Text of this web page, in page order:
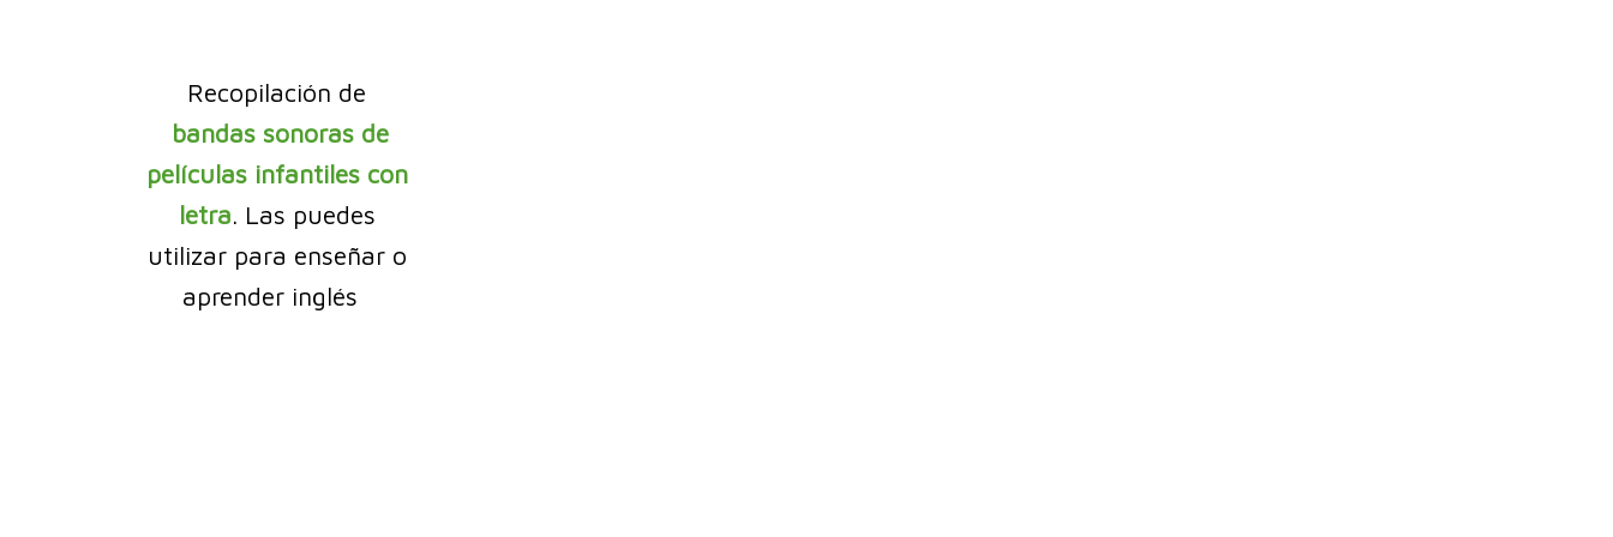
Recopilación de
bandas sonoras de
películas infantiles con
letra. Las puedes
utilizar para enseñar o
aprender inglés